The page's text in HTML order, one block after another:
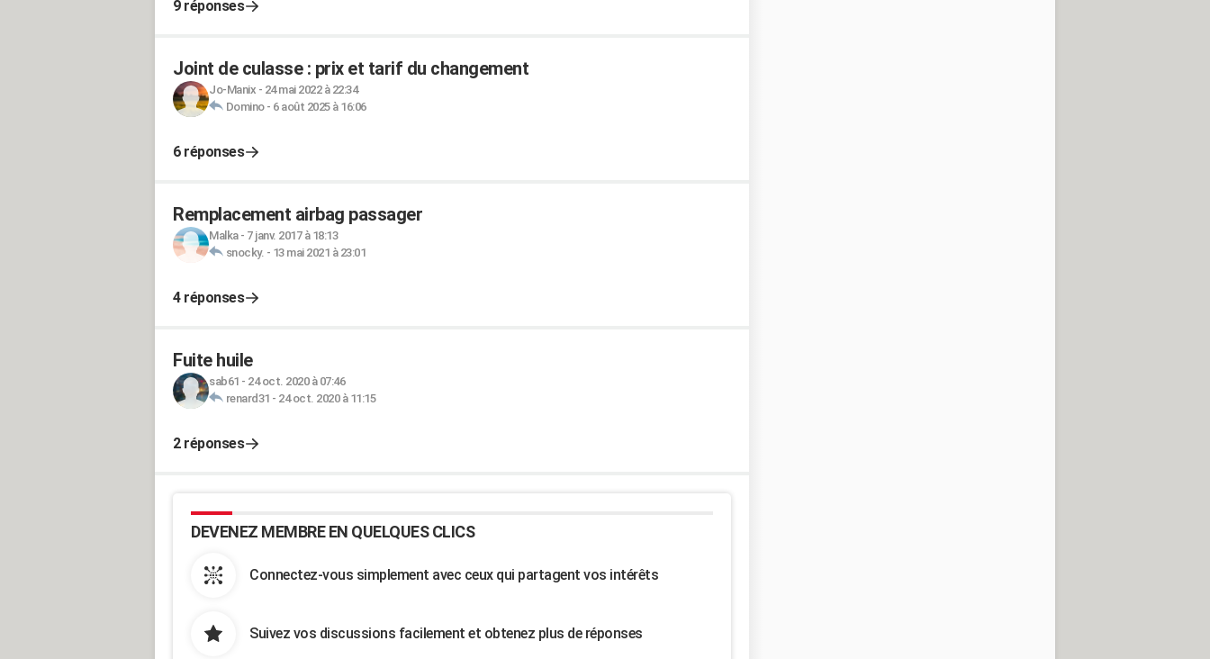
9 réponses
Joint de culasse : prix et tarif du changement
Jo-Manix - 24 mai 2022 à 22:34
Domino- 6 août 2025 à 16:06
6 réponses
Remplacement airbag passager
Malka- 7 janv. 2017 à 18:13
snocky. - 13 mai 2021 à 23:01
4 réponses
Fuite huile
sab61 - 24 oct. 2020 à 07:46
renard31 - 24 oct. 2020 à 11:15
2 réponses
DEVENEZ MEMBRE EN QUELQUES CLICS
Connectez-vous simplement avec ceux qui partagent vos intérêts
Suivez vos discussions facilement et obtenez plus de réponses